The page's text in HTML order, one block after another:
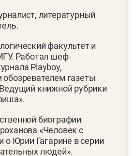
литературный
факультет и
Работал шеф-
Playboy,
газеты
книжной рубрики
биографии
«Человек с
о Юрии Гагарине в серии
людей».